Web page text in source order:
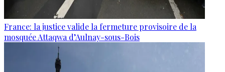
France: la justice valide la fermeture provisoire de la
mosquée Attaqwa d’Aulnay-sous-Bois